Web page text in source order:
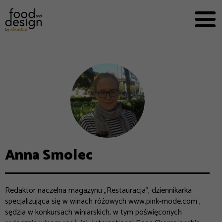


FOOD WORKING
E-BOOKI
O NAS
REKLAMA
Anna Smolec
Redaktor naczelna magazynu „Restauracja”, dziennikarka
specjalizująca się w winach różowych www.pink-mode.com ,
sędzia w konkursach winiarskich, w tym poświęconych